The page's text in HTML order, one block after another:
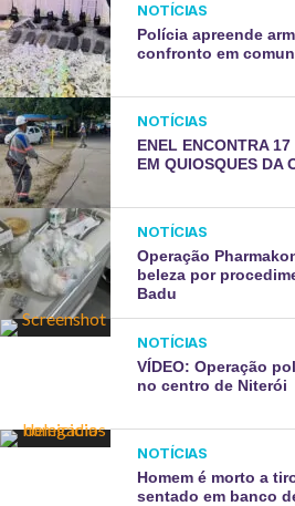
NOTÍCIAS
Polícia apreende
confronto em
NOTÍCIAS
ENEL ENCONTRA 17
EM QUIOSQUES DA
NOTÍCIAS
Operação
beleza por
Badu
NOTÍCIAS
VÍDEO: Operação
no centro de Niterói
NOTÍCIAS
Homem é morto a
sentado em banco